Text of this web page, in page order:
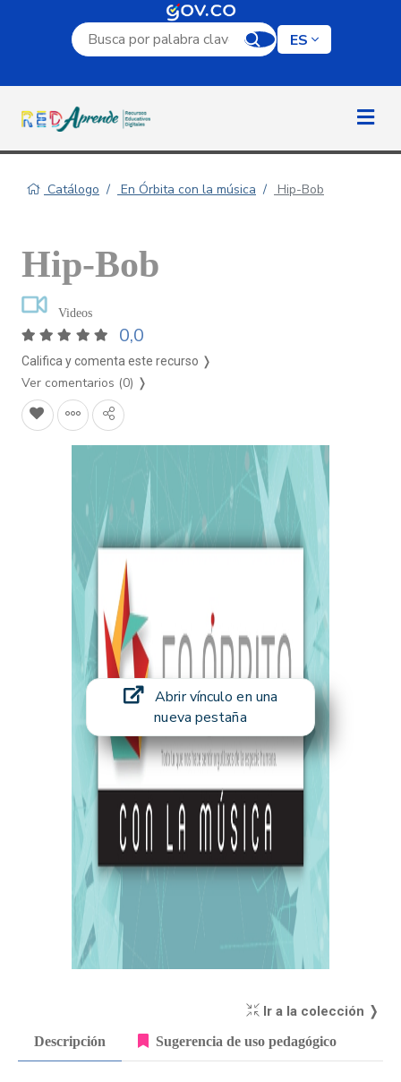
Campo de búsqueda por palabra clave
ES
Catálogo En Órbita con la música Hip-Bob
Hip-Bob
Videos
0,0
Califica y comenta este recurso ❭
Ver comentarios (0) ❭
Abrir vínculo en una
nueva pestaña
Ir a la colección ❭
Descripción Sugerencia de uso pedagógico